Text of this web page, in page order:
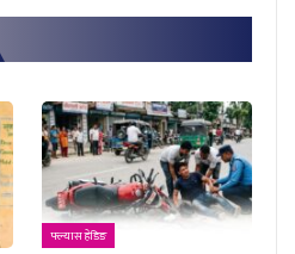
फ्ल्यास हेडिङ